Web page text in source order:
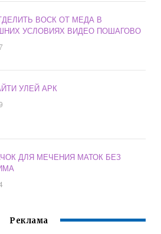
ВОСК ОТ МЕДА В
УСЛОВИЯХ ВИДЕО ПОШАГОВО
УЛЕЙ АРК
ДЛЯ МЕЧЕНИЯ МАТОК БЕЗ
Реклама